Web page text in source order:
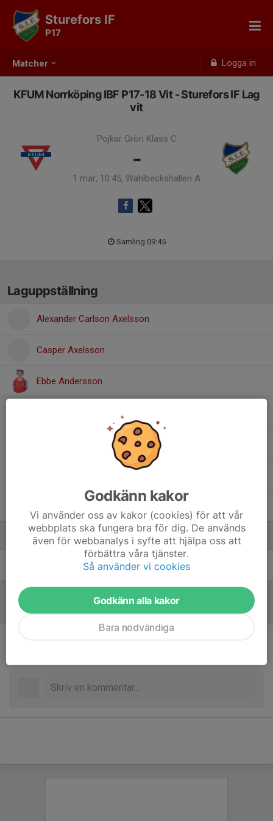
Matcher Logga in
Sturefors IF
P17
KFUM Norrköping IBF P17-18 Vit - Sturefors IF Lag
vit
Pojkar Grön Klass C
-
1 mar, 10:45, Wahlbeckshallen A
Samling 09:45
Laguppställning
Alexander Carlson Axelsson
Casper Axelsson
Ebbe Andersson
Ledare
Hampus ThuressonLedare
Referat
Godkänn kakor
Vi använder oss av kakor (cookies) för att vår
webbplats ska fungera bra för dig. De används
även för webbanalys i syfte att hjälpa oss att
förbättra våra tjänster.
Så använder vi cookies
Godkänn alla kakor
Bara nödvändiga